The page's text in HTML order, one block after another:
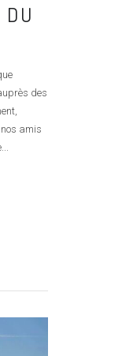
des
amis